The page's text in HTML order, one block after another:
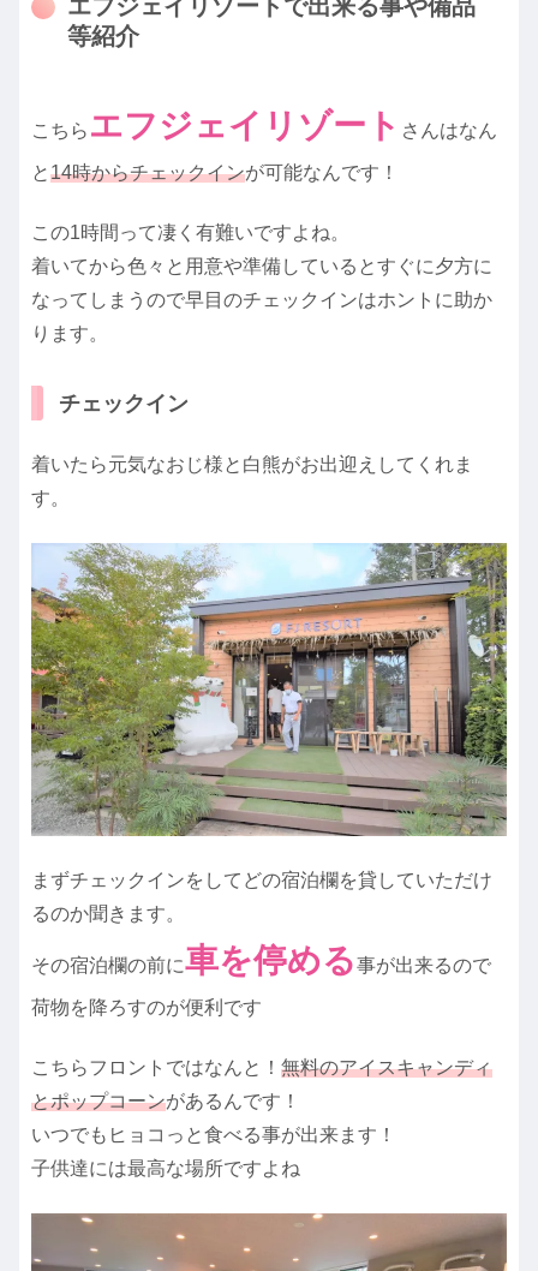
エフジェイリゾートで出来る事や備品
等紹介
こちら エフジェイリゾート さんはなん
と14時からチェックインが可能なんです！
この1時間って凄く有難いですよね。
着いてから色々と用意や準備しているとすぐに夕方に
なってしまうので早目のチェックインはホントに助か
ります。
チェックイン
着いたら元気なおじ様と白熊がお出迎えしてくれま
す。
まずチェックインをしてどの宿泊欄を貸していただけ
るのか聞きます。
その宿泊欄の前に車を停める事が出来るので
荷物を降ろすのが便利です
こちらフロントではなんと！ 無料のアイスキャンディ
とポップコーンがあるんです！
いつでもヒョコっと食べる事が出来ます！
子供達には最高な場所ですよね